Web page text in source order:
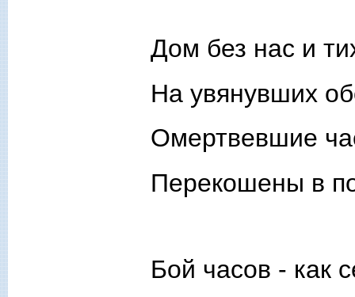
Дом без нас и
На увянувших
Омертвевшие
Перекошены в
Бой часов - как